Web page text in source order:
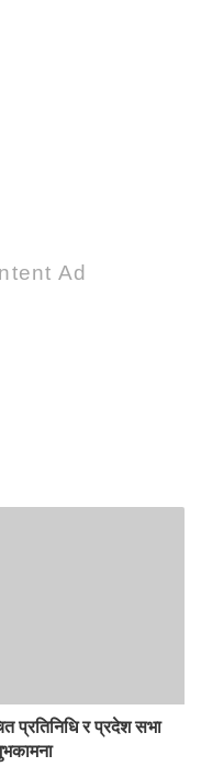
Ad
प्रतिनिधि र प्रदेश सभा